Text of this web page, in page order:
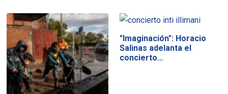
"Imaginación": Horacio
Salinas adelanta el
concierto…